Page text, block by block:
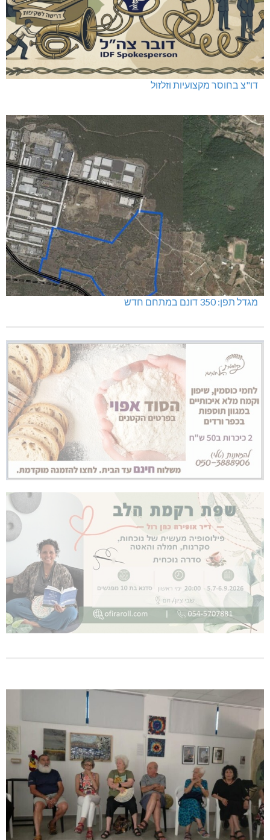
דו"צ בחוסר מקצועיות וזלזול
מגדל תפן: 350 דונם במתחם חדש